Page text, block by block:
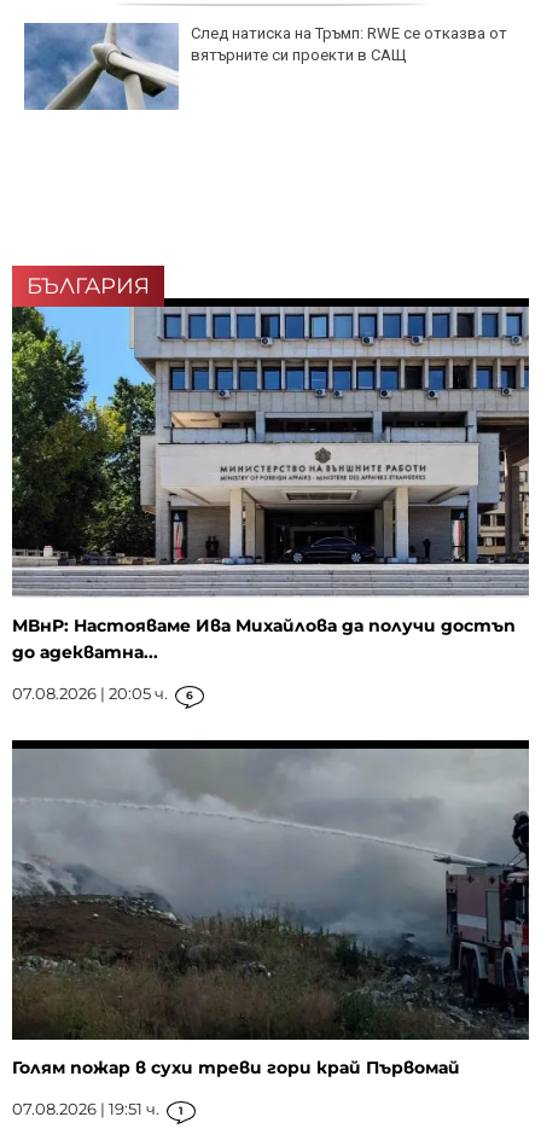
След натиска на Тръмп: RWE се отказва от
вятърните си проекти в САЩ
БЪЛГАРИЯ
МВнР: Настояваме Ива Михайлова да получи достъп
до адекватна...
07.08.2026 | 20:05 ч. 6
Голям пожар в сухи треви гори край Първомай
07.08.2026 | 19:51 ч. 1